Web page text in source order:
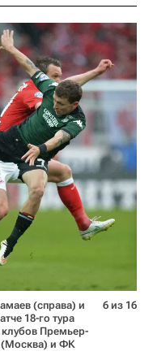
(справа) и
18-го тура
Премьер-
и ФК
6 из 16